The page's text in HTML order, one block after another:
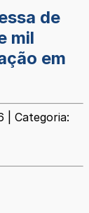
de
mil
em
| Categoria: